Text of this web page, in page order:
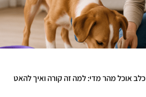
כלב אוכל מהר מדי: למה זה קורה ואיך להאט